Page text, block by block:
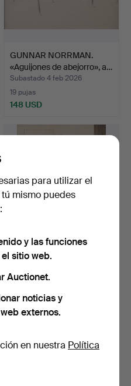
GUNNAR NORRMAN.
«Aguijones de abejorro», a…
Subastado 4 feb 2026
19 pujas
148 USD
BO WALTER. Composición,
Subastado 8 ene 2026
32 USD
para utilizar el
mismo puedes
y las funciones
sitio web.
Auctionet.
noticias y
externos.
en nuestra Política